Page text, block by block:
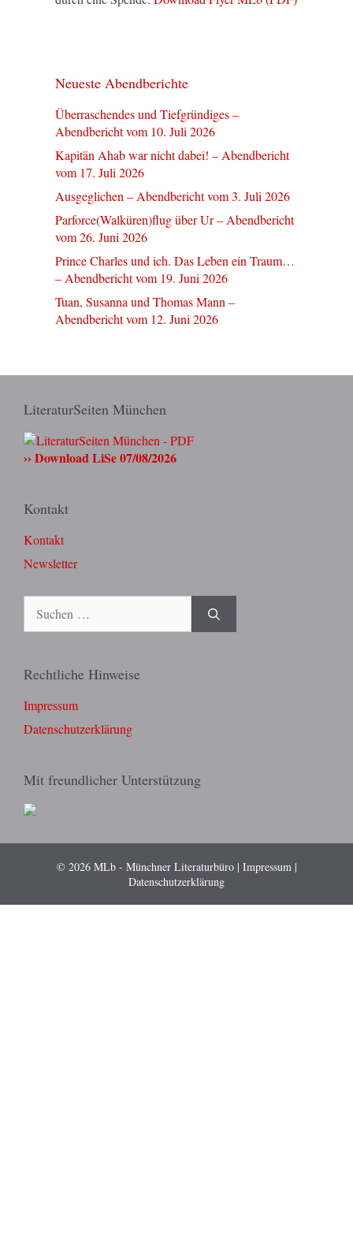
Neueste Abendberichte
Überraschendes und Tiefgründiges –
Abendbericht vom 10. Juli 2026
Kapitän Ahab war nicht dabei! – Abendbericht
vom 17. Juli 2026
Ausgeglichen – Abendbericht vom 3. Juli 2026
Parforce(Walküren)flug über Ur – Abendbericht
vom 26. Juni 2026
Prince Charles und ich. Das Leben ein Traum…
– Abendbericht vom 19. Juni 2026
Tuan, Susanna und Thomas Mann –
Abendbericht vom 12. Juni 2026
LiteraturSeiten München
›› Download LiSe 07/08/2026
Kontakt
Kontakt
Newsletter
nach:
Rechtliche Hinweise
Impressum
Datenschutzerklärung
Mit freundlicher Unterstützung
© 2026 MLb - Münchner Literaturbüro | Impressum|
Datenschutzerklärung